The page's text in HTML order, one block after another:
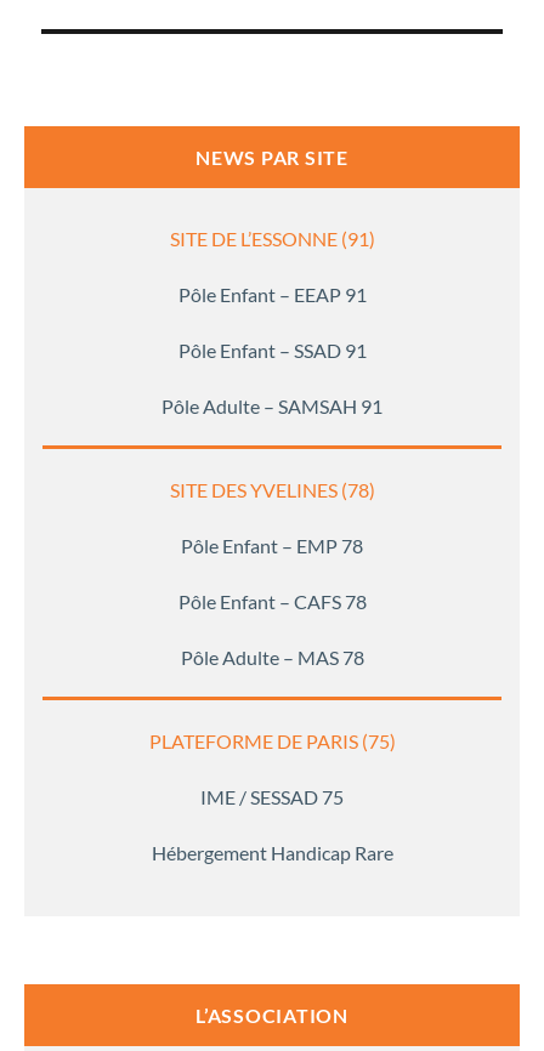
l’article
NEWS PAR SITE
SITE DE L’ESSONNE (91)
Pôle Enfant – EEAP 91
Pôle Enfant – SSAD 91
Pôle Adulte – SAMSAH 91
SITE DES YVELINES (78)
Pôle Enfant – EMP 78
Pôle Enfant – CAFS 78
Pôle Adulte – MAS 78
PLATEFORME DE PARIS (75)
IME / SESSAD 75
Hébergement Handicap Rare
L’ASSOCIATION